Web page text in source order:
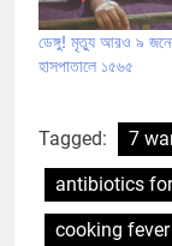
ডেঙ্গু! মৃত্যু আরও ৯
হাসপাতালে ১৫৬৫
Tagged:
7
antibiotics
cooking fever